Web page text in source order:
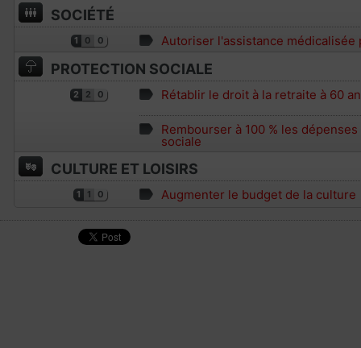
SOCIÉTÉ
1 0 0 Autoriser l'assistance médicalisée
PROTECTION SOCIALE
2 2 0 Rétablir le droit à la retraite à 60
Rembourser à 100 % les
sociale
CULTURE ET LOISIRS
1 1 0 Augmenter le budget de la culture